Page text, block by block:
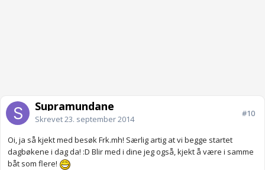
Supramundane
Skrevet23. september 2014
#10
Oi, ja så kjekt med besøk Frk.mh! Særlig artig at vi begge startet
dagbøkene i dag da! :D Blir med i dine jeg også, kjekt å være i samme
båt som flere!